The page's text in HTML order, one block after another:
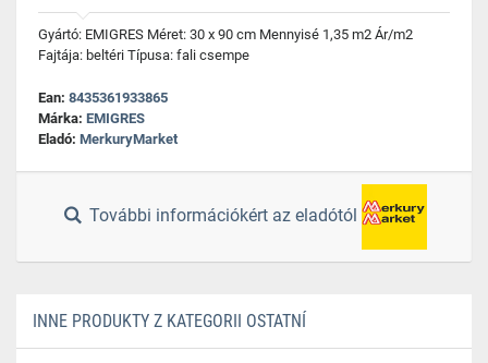
Gyártó: EMIGRES Méret: 30 x 90 cm Mennyisé 1,35 m2 Ár/m2
Fajtája: beltéri Típusa: fali csempe
Ean: 8435361933865
Márka: EMIGRES
Eladó: MerkuryMarket
További információkért az eladótól
INNE PRODUKTY Z KATEGORII OSTATNÍ